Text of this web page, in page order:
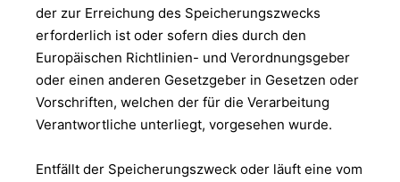
der zur Erreichung des Speicherungszwecks
erforderlich ist oder sofern dies durch den
Europäischen Richtlinien- und Verordnungsgeber
oder einen anderen Gesetzgeber in Gesetzen oder
Vorschriften, welchen der für die Verarbeitung
Verantwortliche unterliegt, vorgesehen wurde.
Entfällt der Speicherungszweck oder läuft eine vom